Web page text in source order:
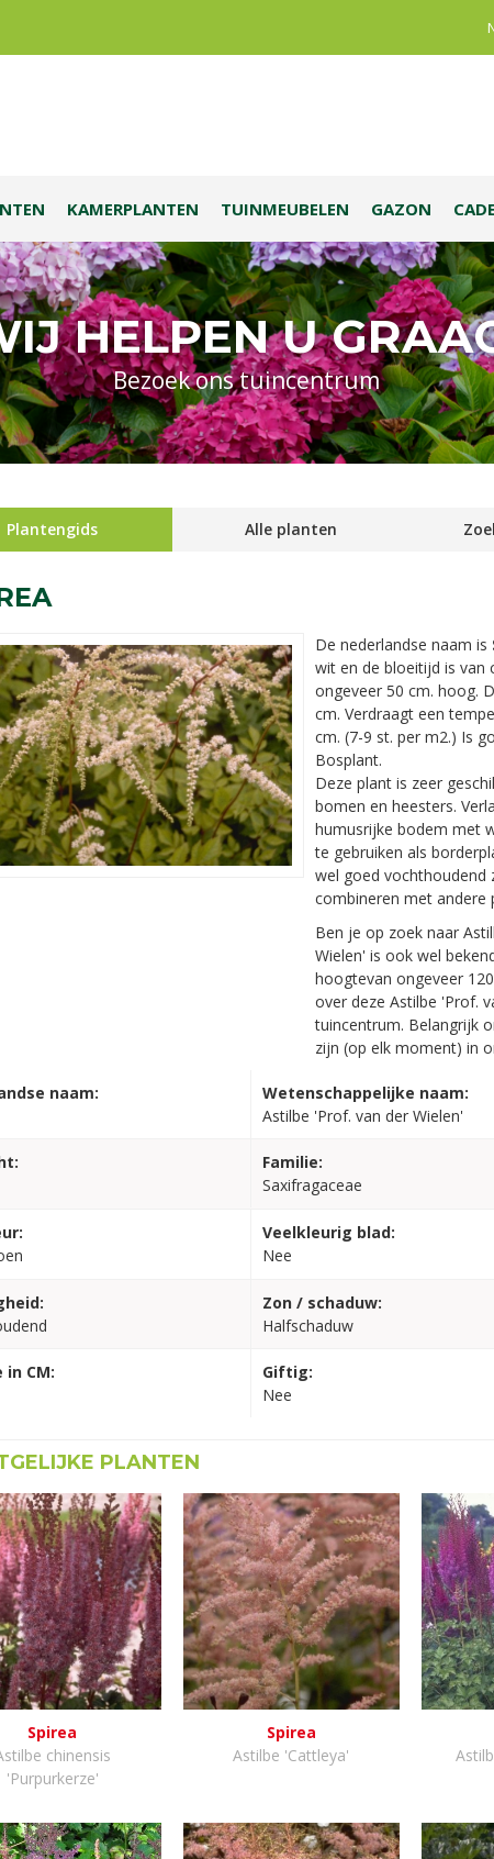
HELPEN U
Bezoek ons tuincentrum
KAMERPLANTEN TUINMEUBELEN GAZON
Plantengids Alle planten
De nederlandse naam is
wit en de bloeitijd is van
ongeveer 50 cm. hoog.
cm. Verdraagt een
cm. (7-9 st. per m2.) Is
Bosplant.
Deze plant is zeer
bomen en heesters.
humusrijke bodem met
te gebruiken als
wel goed vochthoudend
combineren met andere
Ben je op zoek naar
Wielen' is ook wel
hoogtevan ongeveer
over deze Astilbe 'Prof.
tuincentrum. Belangrijk
zijn (op elk moment) in
naam:
Wetenschappelijke naam:
Astilbe 'Prof. van der Wielen'
Familie:
Saxifragaceae
Veelkleurig blad:
Nee
Zon / schaduw:
Halfschaduw
CM:
Giftig:
Nee
PLANTEN
Spirea
chinensis
'Purpurkerze'
Spirea
Astilbe 'Cattleya'